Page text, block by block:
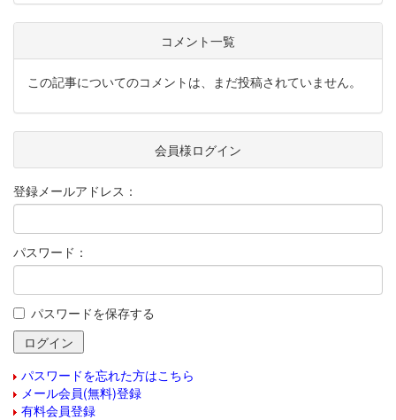
コメント一覧
この記事についてのコメントは、まだ投稿されていません。
会員様ログイン
登録メールアドレス：
パスワード：
パスワードを保存する
パスワードを忘れた方はこちら
メール会員(無料)登録
有料会員登録